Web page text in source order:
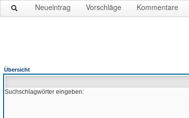
Neueintrag Vorschläge Kommentare
Übersicht
Suchschlagwörter eingeben: